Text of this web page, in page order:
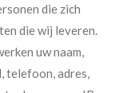
die zich
die wij leveren.
uw naam,
telefoon, adres,